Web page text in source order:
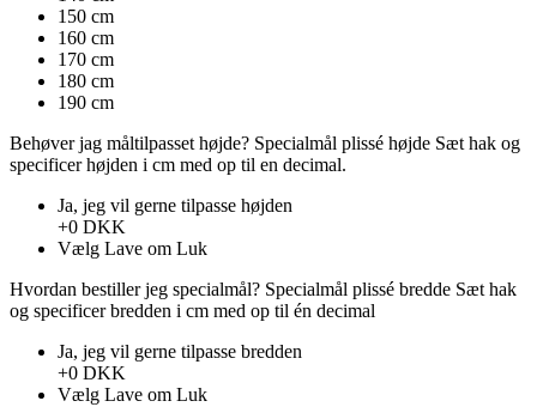
150 cm
160 cm
170 cm
180 cm
190 cm
Behøver jag måltilpasset højde? Specialmål plissé højde Sæt hak ​​og
specificer højden i cm med op til en decimal.
Ja, jeg vil gerne tilpasse højden
+0 DKK
Vælg Lave om Luk
Hvordan bestiller jeg specialmål? Specialmål plissé bredde Sæt hak ​​
og specificer bredden i cm med op til én decimal
Ja, jeg vil gerne tilpasse bredden
+0 DKK
Vælg Lave om Luk